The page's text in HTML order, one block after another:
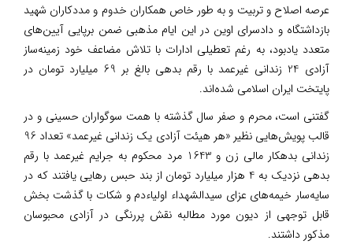
عرصه اصلاح و تربیت و به طور خاص همکاران خدوم و مددکاران شهید
بازداشتگاه و دادسرای اوین در این ایام مذهبی ضمن برپایی آیین‌های
متعدد یادبود، به رغم تعطیلی ادارات با تلاش مضاعف خود زمینه‌ساز
آزادی 24 زندانی غیرعمد با رقم بدهی بالغ بر 69 میلیارد تومان در
پایتخت ایران اسلامی شده‌اند.
گفتنی است، محرم و صفر سال گذشته با همت سوگواران حسینی و در
قالب پویش‌هایی نظیر «هر هیئت آزادی یک زندانی غیرعمد» تعداد 96
زندانی بدهکار مالی زن و 1643 مرد محکوم به جرایم غیرعمد با رقم
بدهی نزدیک به 4 هزار میلیارد تومان از بند حبس رهایی یافتند که در
سایه‌سار خیمه‌های عزای سیدالشهداء اولیاءدم و شکات با گذشت بخش
قابل توجهی از دیون مورد مطالبه نقش پررنگی در آزادی محبوسان
مذکور داشتند.